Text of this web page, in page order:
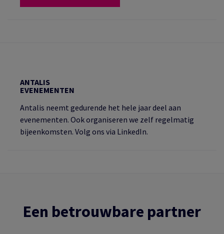
ANTALIS
EVENEMENTEN
Antalis neemt gedurende het hele jaar deel aan
evenementen. Ook organiseren we zelf regelmatig
bijeenkomsten. Volg ons via LinkedIn.
Een betrouwbare partner